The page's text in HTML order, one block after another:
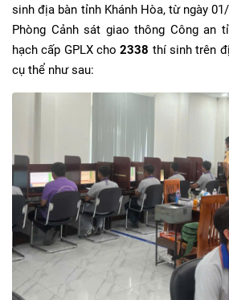
sinh địa bàn tỉnh Khánh Hòa, từ ngày
Phòng Cảnh sát giao thông Công an
hạch cấp GPLX cho2338 thí sinh trên
cụ thể như sau: